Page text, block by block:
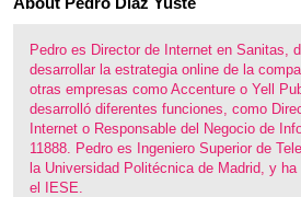
Pedro es Director de Internet en Sanitas,
desarrollar la estrategia online de la
otras empresas como Accenture o Yell
desarrolló diferentes funciones, como
Internet o Responsable del Negocio de
11888. Pedro es Ingeniero Superior de
la Universidad Politécnica de Madrid, y
el IESE.